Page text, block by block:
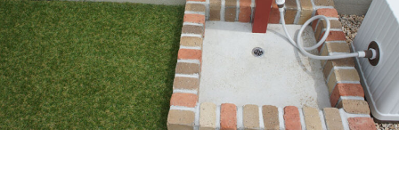
LIXIL アクシィ1型
LIXIL アクシィ2型
LIXIL アメリカンフェンス
LIXIL アルファベットサイン
LIXIL アルメッシュフェンス
LIXIL ウィンスリーポート
LIXIL ウォールスクリーン